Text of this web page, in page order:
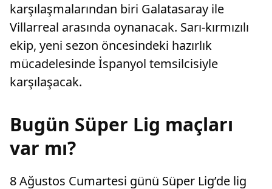
karşılaşmalarından biri Galatasaray ile
Villarreal arasında oynanacak. Sarı-kırmızılı
ekip, yeni sezon öncesindeki hazırlık
mücadelesinde İspanyol temsilcisiyle
karşılaşacak.
Bugün Süper Lig maçları
var mı?
8 Ağustos Cumartesi günü Süper Lig’de lig